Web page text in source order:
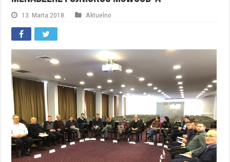
13. Marta 2018. Aktuelno